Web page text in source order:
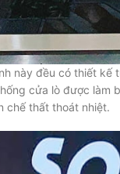
này đều có thiết
cửa lò được làm
chế thất thoát nhiệt.